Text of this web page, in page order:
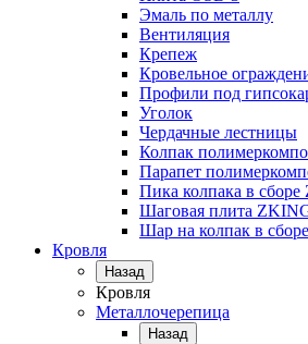
Эмаль по металлу
Вентиляция
Крепеж
Кровельное
Профили под
Уголок
Чердачные лестницы
Колпак
Парапет
Пика колпака в
Шаговая плита
Шар на колпак в
Кровля
Назад
Кровля
Металлочерепица
Назад